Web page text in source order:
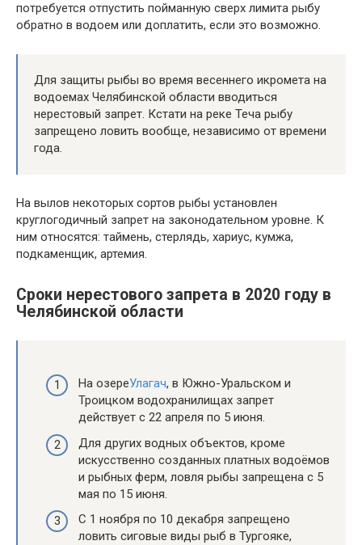
потребуется отпустить пойманную сверх лимита рыбу
обратно в водоем или доплатить, если это возможно.
Для защиты рыбы во время весеннего икромета на
водоемах Челябинской области вводиться
нерестовый запрет. Кстати на реке Теча рыбу
запрещено ловить вообще, независимо от времени
года.
На вылов некоторых сортов рыбы установлен
круглогодичный запрет на законодательном уровне. К
ним относятся: таймень, стерлядь, хариус, кумжа,
подкаменщик, артемия.
Сроки нерестового запрета в 2020 году в
Челябинской области
На озереУлагач, в Южно-Уральском и
Троицком водохранилищах запрет
действует с 22 апреля по 5 июня.
Для других водных объектов, кроме
искусственно созданных платных водоёмов
и рыбных ферм, ловля рыбы запрещена с 5
мая по 15 июня.
С 1 ноября по 10 декабря запрещено
ловить сиговые виды рыб в Тургояке,